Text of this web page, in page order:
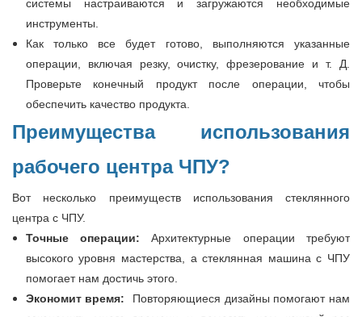
системы настраиваются и загружаются необходимые
инструменты.
Как только все будет готово, выполняются указанные
операции, включая резку, очистку, фрезерование и т. Д.
Проверьте конечный продукт после операции, чтобы
обеспечить качество продукта.
Преимущества использования
рабочего центра ЧПУ?
Вот несколько преимуществ использования стеклянного
центра с ЧПУ.
Точные операции:Архитектурные операции требуют
высокого уровня мастерства, а стеклянная машина с ЧПУ
помогает нам достичь этого.
Экономит время:
Повторяющиеся дизайны помогают нам